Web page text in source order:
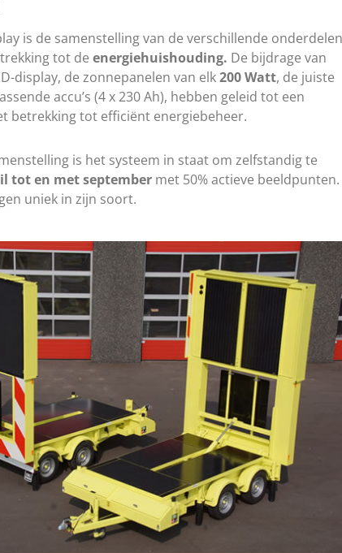
is de samenstelling van de verschillende onderdelen
tot de energiehuishouding. De bijdrage van
display, de zonnepanelen van elk200 Watt, de juiste
accu’s (4 x 230 Ah), hebben geleid tot een
betrekking tot efficiënt energiebeheer.
is het systeem in staat om zelfstandig te
tot en met september met 50% actieve beeldpunten.
uniek in zijn soort.